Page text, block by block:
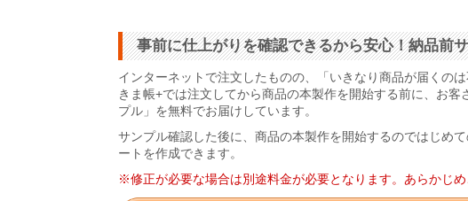
事前に仕上がりを確認できるから安心！納品前
インターネットで注文したものの、「いきなり商品が届くの
きま帳+では注文してから商品の本製作を開始する前に、お客
プル」を無料でお届けしています。
サンプル確認した後に、商品の本製作を開始するのではじめ
ートを作成できます。
※修正が必要な場合は別途料金が必要となります。あらかじめ